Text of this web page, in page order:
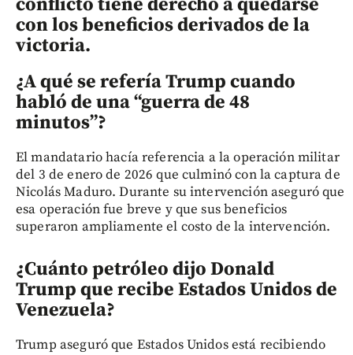
con los beneficios derivados de la
victoria.
¿A qué se refería Trump cuando
habló de una “guerra de 48
minutos”?
El mandatario hacía referencia a la operación militar
del 3 de enero de 2026 que culminó con la captura de
Nicolás Maduro. Durante su intervención aseguró que
esa operación fue breve y que sus beneficios
superaron ampliamente el costo de la intervención.
¿Cuánto petróleo dijo Donald
Trump que recibe Estados Unidos de
Venezuela?
Trump aseguró que Estados Unidos está recibiendo